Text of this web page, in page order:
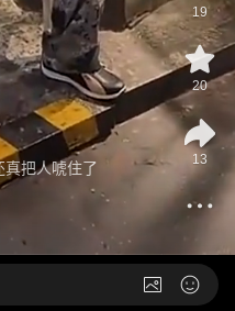
把人唬住了
19
20
13